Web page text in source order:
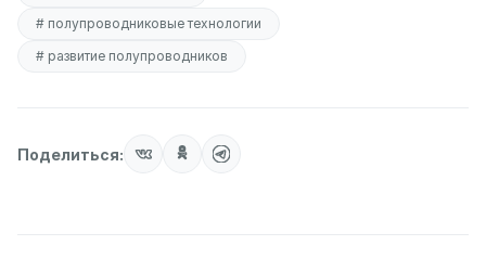
# полупроводниковые технологии
# развитие полупроводников
Поделиться: